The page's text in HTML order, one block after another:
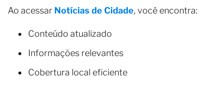
Ao acessar Notícias de Cidade, você encontra:
Conteúdo atualizado
Informações relevantes
Cobertura local eficiente